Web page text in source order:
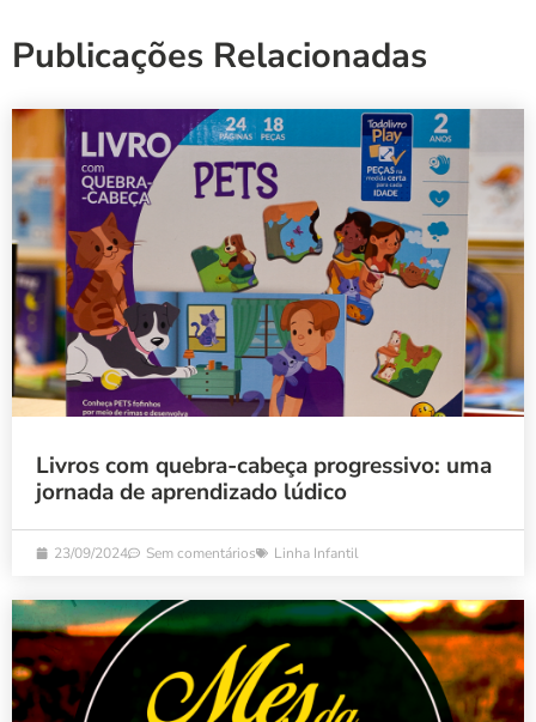
Publicações Relacionadas
Livros com quebra-cabeça progressivo: uma
jornada de aprendizado lúdico
23/09/2024 Sem comentários Linha Infantil